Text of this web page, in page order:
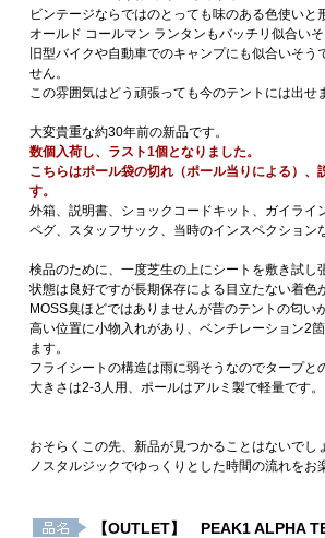
ビンテージならではのとっても味のある色使いと
オールド コールマン ランタンもバッチリ似合いそ
旧型バイクや自動車でのキャンプにも似合いそ
せん。
この雰囲気はどう頑張っても今のテントには出せ
大変貴重な約30年前の新品です。
数個入荷し、ラスト1個となりました。
こちらはポール袋の切れ（ポール当りによる）
す。
外箱、説明書、ショックコードキット、ガイライ
ペグ、スタッフサック、当時のインスペクション
検品のために、一度芝生の上にシートを敷き試し
状態は良好ですが長期保存による目立たない着色
MOSS臭ほどではありませんが昔のテントの匂い
高い位置に小物入れがあり、ベンチレーション2
ます。
フライシートの構造は雨に弱そうなのでタープと
大きさは2-3人用、ポールはアルミ製で軽量です。
おそらくこの先、新品が見つかることはないでし
ノスタルジックでゆっくりとした時間の流れをお
【OUTLET】 PEAK1 ALPHA